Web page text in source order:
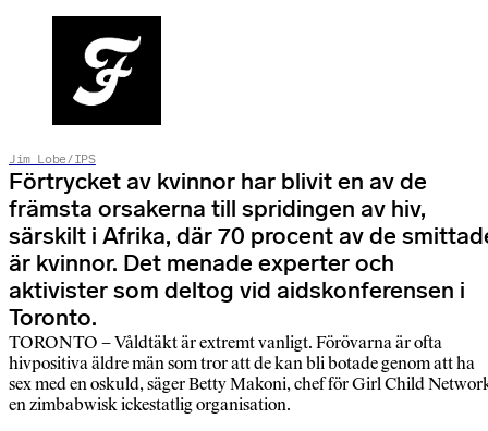
Jim Lobe/IPS
Förtrycket av kvinnor har blivit en av de
främsta orsakerna till spridingen av hiv,
särskilt i Afrika, där 70 procent av de
är kvinnor. Det menade experter och
aktivister som deltog vid aidskonferensen i
Toronto.
TORONTO – Våldtäkt är extremt vanligt. Förövarna är ofta
hivpositiva äldre män som tror att de kan bli botade genom att ha
sex med en oskuld, säger Betty Makoni, chef för Girl Child
en zimbabwisk ickestatlig organisation.